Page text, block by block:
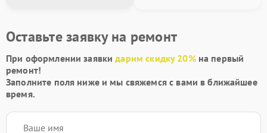
Оставьте заявку на ремонт
При оформлении заявкидарим скидку 20%на первый
ремонт!
Заполните поля ниже и мы свяжемся с вами в ближайшее
время.